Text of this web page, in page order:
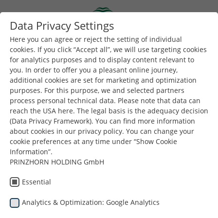
Toggle navigation
Jesteś tutaj:Dunapack Packaging Produkty Jakość
Jakość
Jako wiodący producent opakowań z tektury falistej
mamy jeden główny cel i priorytet – osiągnięcie
najwyższego możliwego poziomu jakości, który spełnia
lub przekracza oczekiwania naszych klientów.
Aby zapewnić zgodność z wymaganiami
przeprowadzamy kontrole na każdym etapie procesów
technologicznych podczas produkcji opakowań z
Data Privacy Settings
Here you can agree or reject the setting of individual
cookies. If you click “Accept all”, we will use targeting cookies
for analytics purposes and to display content relevant to
you. In order to offer you a pleasant online journey,
additional cookies are set for marketing and optimization
purposes. For this purpose, we and selected partners
process personal technical data. Please note that data can
reach the USA here. The legal basis is the adequacy decision
(Data Privacy Framework). You can find more information
about cookies in our privacy policy. You can change your
cookie preferences at any time under “Show Cookie
Information”.
PRINZHORN HOLDING GmbH
Essential
Analytics & Optimization: Google Analytics